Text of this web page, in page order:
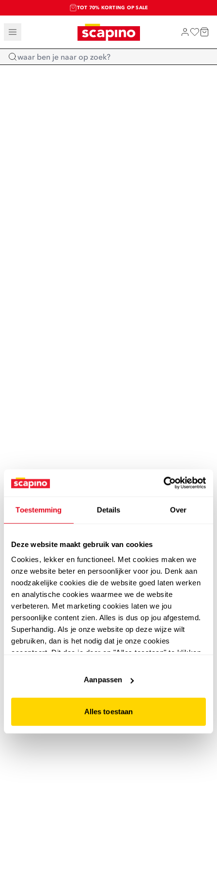
Toestemming Details Over
Deze website maakt gebruik van cookies
Cookies, lekker en functioneel. Met cookies maken we
onze website beter en persoonlijker voor jou. Denk aan
noodzakelijke cookies die de website goed laten werken
en analytische cookies waarmee we de website
verbeteren. Met marketing cookies laten we jou
persoonlijke content zien. Alles is dus op jou afgestemd.
Superhandig. Als je onze website op deze wijze wilt
gebruiken, dan is het nodig dat je onze cookies
accepteert. Dit doe je door op "Alles toestaan" te klikken.
website niet optimaal functioneert.
Aanpassen
Alles toestaan
TOT 70% KORTING OP SALE
SALE: LAATSTE KANS!
SHOP NIEUW
Home